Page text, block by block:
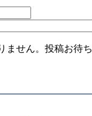
ません。投稿お待